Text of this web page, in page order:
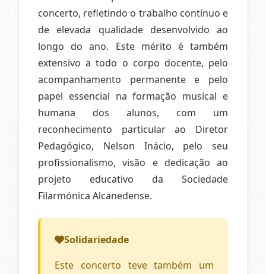
concerto, refletindo o trabalho contínuo e
de elevada qualidade desenvolvido ao
longo do ano. Este mérito é também
extensivo a todo o corpo docente, pelo
acompanhamento permanente e pelo
papel essencial na formação musical e
humana dos alunos, com um
reconhecimento particular ao Diretor
Pedagógico, Nelson Inácio, pelo seu
profissionalismo, visão e dedicação ao
projeto educativo da Sociedade
Filarmónica Alcanedense.
Solidariedade
Este concerto teve também um